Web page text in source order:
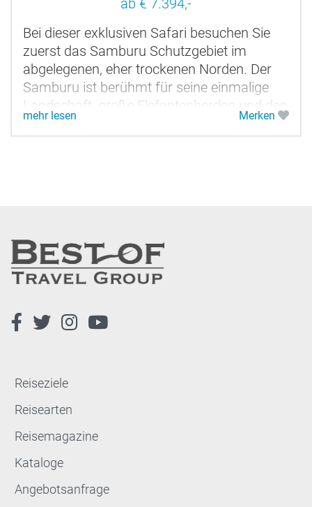
ab € 7.394,-
Bei dieser exklusiven Safari besuchen Sie
zuerst das Samburu Schutzgebiet im
abgelegenen, eher trockenen Norden. Der
Samburu ist berühmt für seine einmalige
Landschaft, große Elefantenherden und den
Stamm der halbnomadisch lebenden...
mehr lesen Merken
Reiseziele
Reisearten
Reisemagazine
Kataloge
Angebotsanfrage